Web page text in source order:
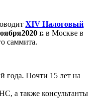
XIV Налоговый
2020 г. в Москве в
саммита.
года. Почти 15 лет на
а также консультанты